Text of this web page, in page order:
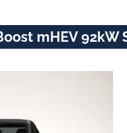
mHEV 92kW